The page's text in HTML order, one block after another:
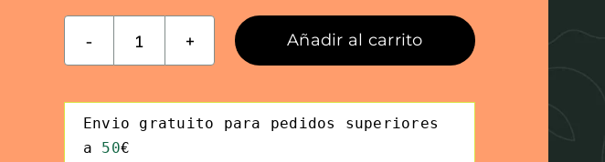
3,63€
hasta
16,50€
Almendra
cantidad
Añadir al carrito
Syntax
Highlighter
Envio gratuito para pedidos superiores
a 50€